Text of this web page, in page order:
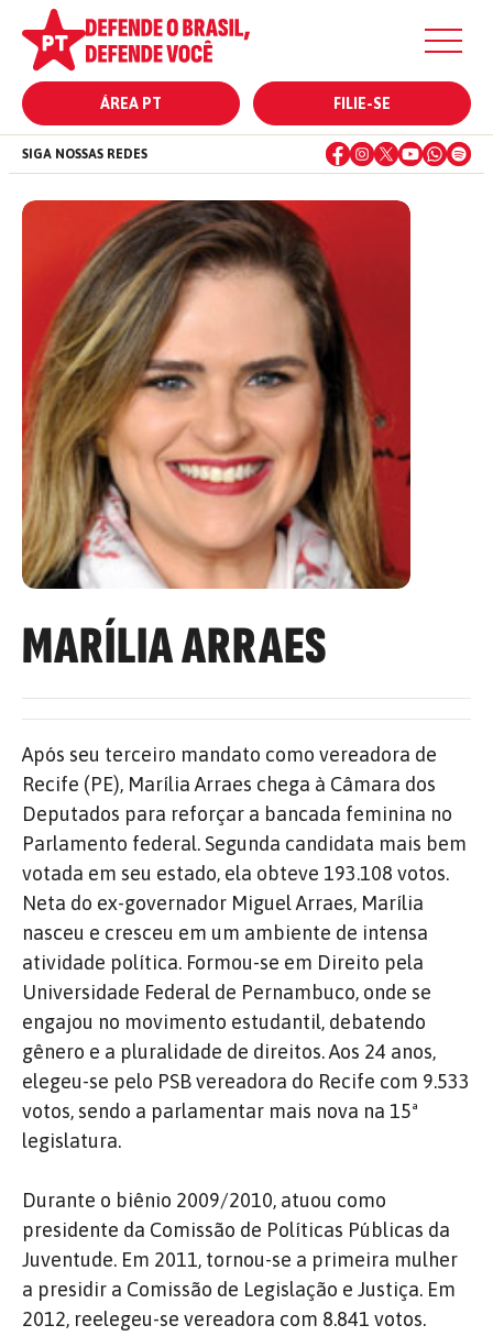
ÁREA PT FILIE-SE
SIGA NOSSAS REDES
MARÍLIA ARRAES
Após seu terceiro mandato como vereadora de
Recife (PE), Marília Arraes chega à Câmara dos
Deputados para reforçar a bancada feminina no
Parlamento federal. Segunda candidata mais bem
votada em seu estado, ela obteve 193.108 votos.
Neta do ex-governador Miguel Arraes, Marília
nasceu e cresceu em um ambiente de intensa
atividade política. Formou-se em Direito pela
Universidade Federal de Pernambuco, onde se
engajou no movimento estudantil, debatendo
gênero e a pluralidade de direitos. Aos 24 anos,
elegeu-se pelo PSB vereadora do Recife com 9.533
votos, sendo a parlamentar mais nova na 15ª
legislatura.
Durante o biênio 2009/2010, atuou como
presidente da Comissão de Políticas Públicas da
Juventude. Em 2011, tornou-se a primeira mulher
a presidir a Comissão de Legislação e Justiça. Em
2012, reelegeu-se vereadora com 8.841 votos.